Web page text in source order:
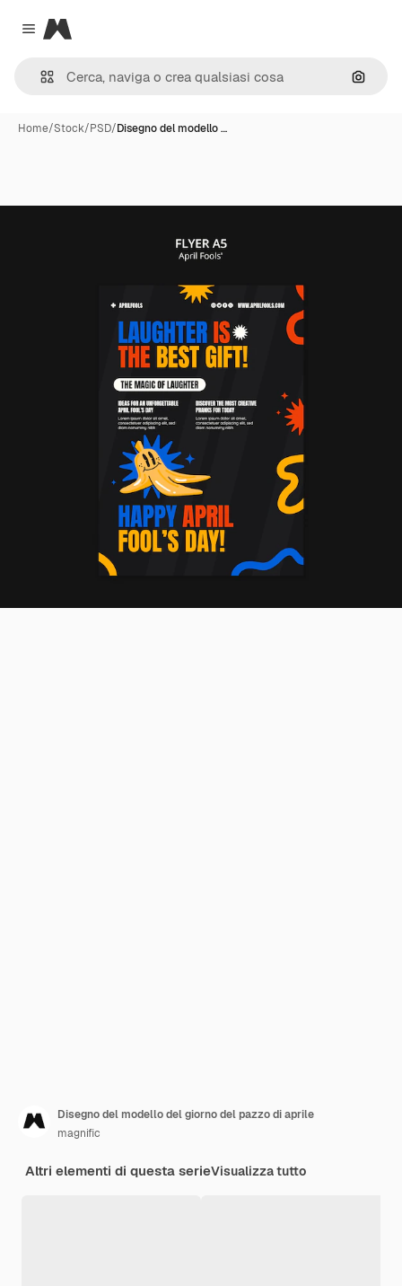
Close menu
Magnific
Cerca
Home/Stock/PSD/Disegno del modello …
Disegno del modello del giorno del pazzo di aprile
magnific
Altri elementi di questa serieVisualizza tutto